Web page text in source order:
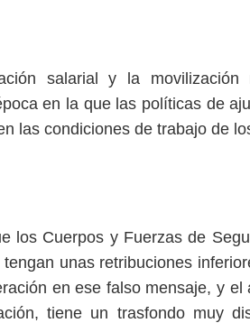
salarial y la
en la que las políticas de
las condiciones de trabajo de
los Cuerpos y Fuerzas de
unas retribuciones
en ese falso mensaje, y
tiene un trasfondo muy